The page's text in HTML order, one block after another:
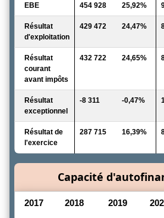
EBE 454 928 25,92%
Résultat
d'exploitation
429 472 24,47%
Résultat
courant
avant impôts
432 722 24,65%
Résultat
exceptionnel
-8 311 -0,47%
Résultat de
l'exercice
287 715 16,39%
Capacité
2017 2018 2019